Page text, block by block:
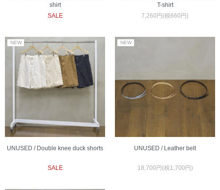
shirt
SALE
T-shirt
7,260円(税660円)
UNUSED / Double knee duck shorts
SALE
UNUSED / Leather belt
18,700円(税1,700円)